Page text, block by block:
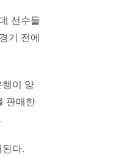
선수들
기 전에
행이 양
판매한
된다.